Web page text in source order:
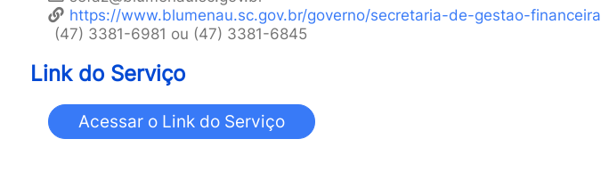
https://www.blumenau.sc.gov.br/governo/secretaria-de-gestao-financeira
(47) 3381-6981 ou (47) 3381-6845
Link do Serviço